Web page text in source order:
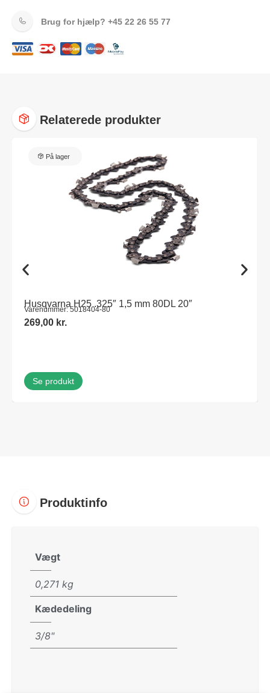
Brug for hjælp? +45 22 26 55 77
Relaterede produkter
På lager
Husqvarna H25 .325″ 1,5 mm 80DL 20″
Varenummer: 5018404-80
269,00 kr.
Se produkt
Produktinfo
Vægt
0,271 kg
Kædedeling
3/8"